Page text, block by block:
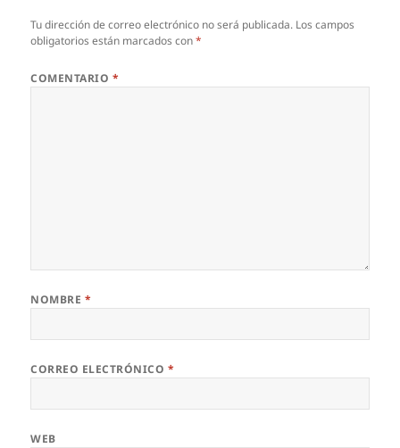
Tu dirección de correo electrónico no será publicada. Los campos
obligatorios están marcados con*
COMENTARIO *
NOMBRE *
CORREO ELECTRÓNICO *
WEB